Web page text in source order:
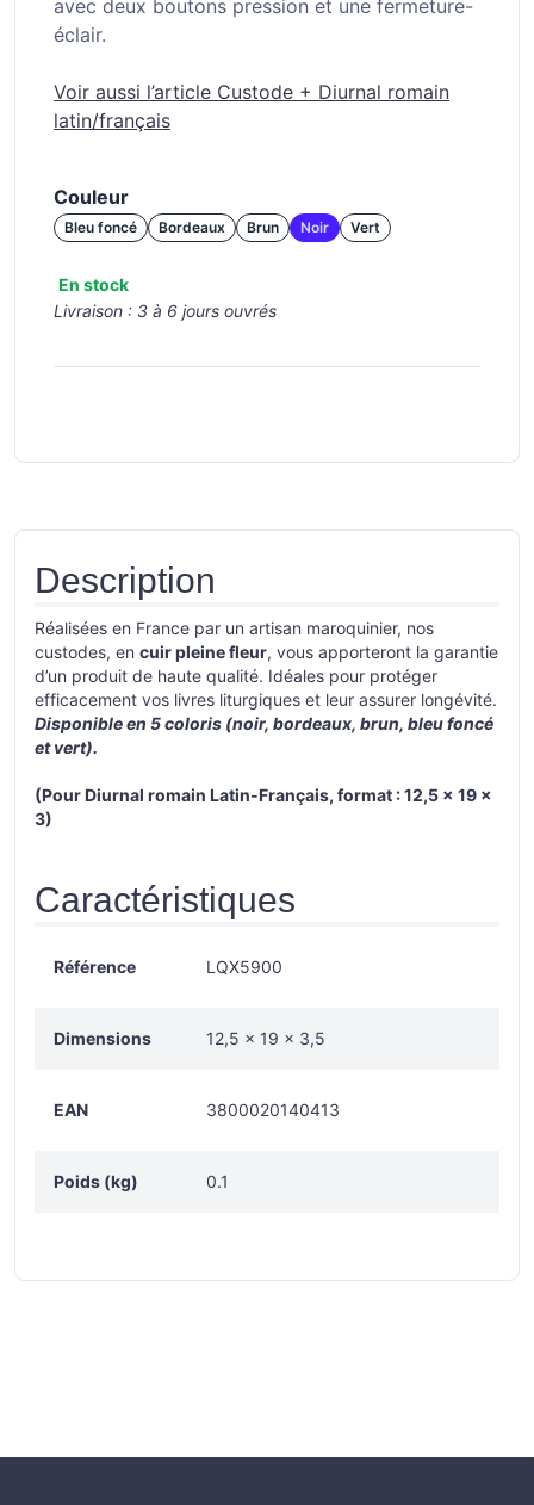
avec deux boutons pression et une fermeture-
éclair.
Voir aussi l’article Custode + Diurnal romain
latin/français
Couleur
Bleu foncé Bordeaux Brun Noir Vert
En stock
Livraison : 3 à 6 jours ouvrés
Description
Réalisées en France par un artisan maroquinier, nos
custodes, en cuir pleine fleur, vous apporteront la garantie
d’un produit de haute qualité. Idéales pour protéger
efficacement vos livres liturgiques et leur assurer longévité.
Disponible en 5 coloris (noir, bordeaux, brun, bleu foncé
et vert).
(Pour Diurnal romain Latin-Français, format : 12,5 x 19 x
3)
Caractéristiques
Référence LQX5900
Dimensions 12,5 x 19 x 3,5
EAN 3800020140413
Poids (kg) 0.1